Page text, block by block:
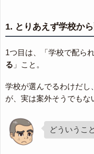
1. とりあえず学校か
1つ目は、「学校で配ら
る 」こと。
学校が選んでるわけだし
が、実は案外そうでもな
どういうこ